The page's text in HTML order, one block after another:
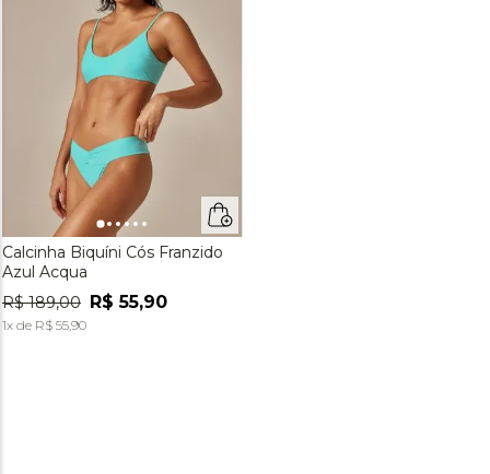
Calcinha Biquíni Cós Franzido
Azul Acqua
R$ 189,00 R$ 55,90
1x de R$ 55,90